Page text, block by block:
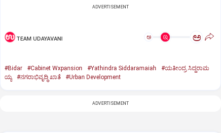
ADVERTISEMENT
TEAM UDAYAVANI ಅ ಅ
#Bidar #Cabinet Wxpansion #Yathindra Siddaramaiah
#ಯತೀಂದ್ರ ಸಿದ್ದರಾಮ
ಯ್ಯ
#ನಗರಾಭಿವೃದ್ಧಿ ಖಾತೆ #Urban Development
ADVERTISEMENT